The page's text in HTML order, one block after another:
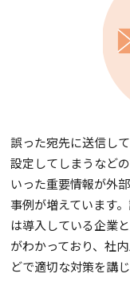
誤った宛先に送信し
設定してしまうなど
いった重要情報が外
事例が増えています
は導入している企業
がわかっており、社
どで適切な対策を講